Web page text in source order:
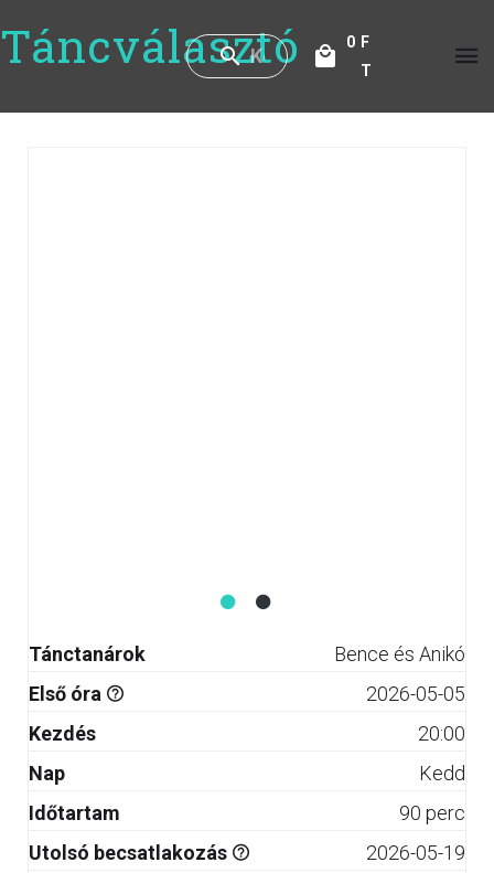
Táncválasztó
F
T
0
Tánctanárok
Bence és Anikó
Első óra
2026-05-05
Kezdés
20:00
Nap
Kedd
Időtartam
90 perc
Utolsó becsatlakozás
2026-05-19